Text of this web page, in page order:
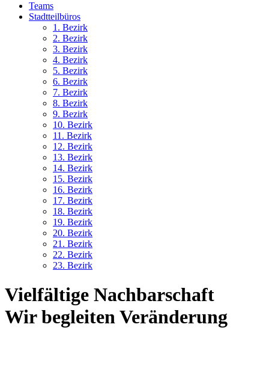
Teams
Stadtteilbüros
1. Bezirk
2. Bezirk
3. Bezirk
4. Bezirk
5. Bezirk
6. Bezirk
7. Bezirk
8. Bezirk
9. Bezirk
10. Bezirk
11. Bezirk
12. Bezirk
13. Bezirk
14. Bezirk
15. Bezirk
16. Bezirk
17. Bezirk
18. Bezirk
19. Bezirk
20. Bezirk
21. Bezirk
22. Bezirk
23. Bezirk
Vielfältige Nachbarschaft
Wir begleiten Veränderung